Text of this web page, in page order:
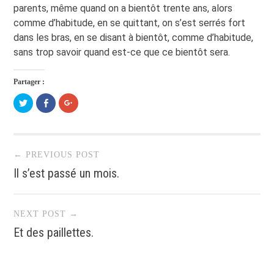
parents, même quand on a bientôt trente ans, alors
comme d’habitude, en se quittant, on s’est serrés fort
dans les bras, en se disant à bientôt, comme d’habitude,
sans trop savoir quand est-ce que ce bientôt sera.
Partager :
Cliquez
pour
partager
nouvelle
fenêtre)
Cliquez
pour
partager
nouvelle
fenêtre)
Cliquez
pour
une
nouvelle
fenêtre)
Post navigation
← PREVIOUS POST
Il s’est passé un mois.
NEXT POST →
Et des paillettes.